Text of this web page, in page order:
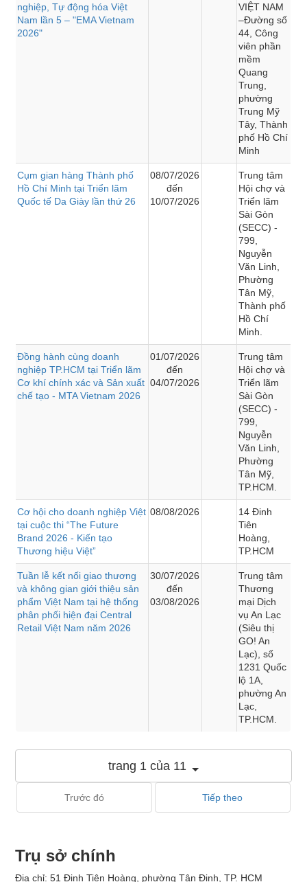
nghiệp, Tự động hóa Việt
Nam lần 5 – "EMA Vietnam
2026"
VIỆT NAM
–Đường số
44, Công
viên phần
mềm
Quang
Trung,
phường
Trung Mỹ
Tây, Thành
phố Hồ Chí
Minh
Cụm gian hàng Thành phố
Hồ Chí Minh tại Triển lãm
Quốc tế Da Giày lần thứ 26
08/07/2026
đến
10/07/2026
Trung tâm
Hội chợ và
Triển lãm
Sài Gòn
(SECC) -
799,
Nguyễn
Văn Linh,
Phường
Tân Mỹ,
Thành phố
Hồ Chí
Minh.
Đồng hành cùng doanh
nghiệp TP.HCM tại Triển lãm
Cơ khí chính xác và Sản xuất
chế tạo - MTA Vietnam 2026
01/07/2026
đến
04/07/2026
Trung tâm
Hội chợ và
Triển lãm
Sài Gòn
(SECC) -
799,
Nguyễn
Văn Linh,
Phường
Tân Mỹ,
TP.HCM.
Cơ hội cho doanh nghiệp Việt
tại cuộc thi “The Future
Brand 2026 - Kiến tạo
Thương hiệu Việt”
08/08/2026
14 Đinh
Tiên
Hoàng,
TP.HCM
Tuần lễ kết nối giao thương
và không gian giới thiệu sản
phẩm Việt Nam tại hệ thống
phân phối hiện đại Central
Retail Việt Nam năm 2026
30/07/2026
đến
03/08/2026
Trung tâm
Thương
mại Dịch
vụ An Lạc
(Siêu thị
GO! An
Lạc), số
1231 Quốc
lộ 1A,
phường An
Lạc,
TP.HCM.
trang 1 của 11
Trước đó Tiếp theo
Trụ sở chính
Địa chỉ: 51 Đinh Tiên Hoàng, phường Tân Định, TP. HCM